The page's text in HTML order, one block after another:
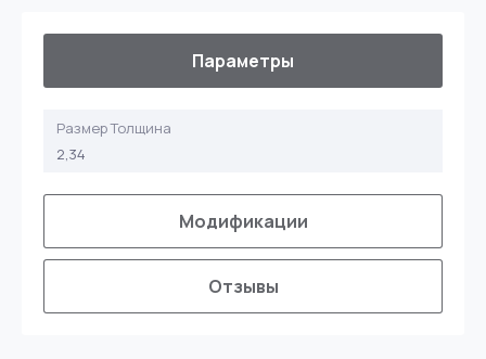
Параметры
Размер Толщина
2,34
Модификации
Отзывы